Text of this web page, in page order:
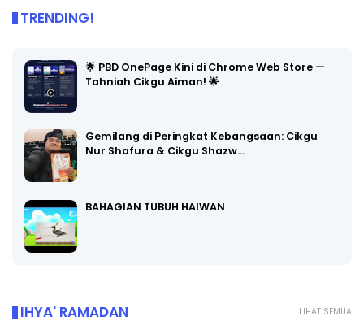
TRENDING!
🌟 PBD OnePage Kini di Chrome Web Store —
Tahniah Cikgu Aiman! 🌟
Gemilang di Peringkat Kebangsaan: Cikgu
Nur Shafura & Cikgu Shazw…
BAHAGIAN TUBUH HAIWAN
LIHAT SEMUA
IHYA' RAMADAN